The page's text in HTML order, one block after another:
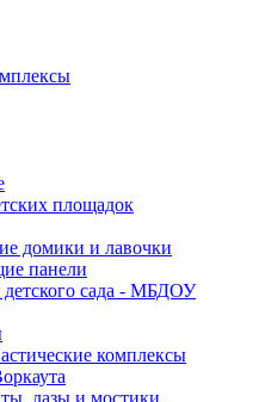
площадок
домики и лавочки
панели
детского сада - МБДОУ
комплексы
лазы и мостики.